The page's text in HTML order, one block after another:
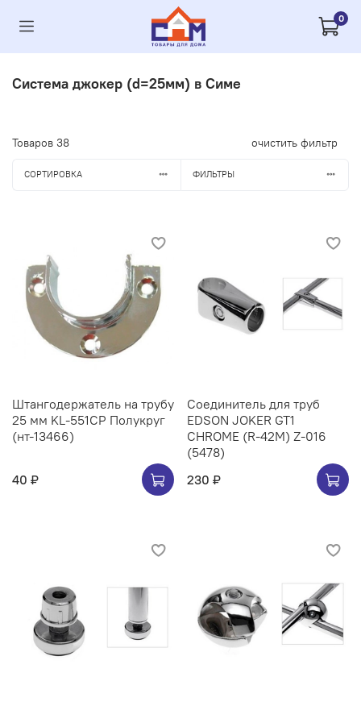
0
Система джокер (d=25мм) в Симе
Товаров 38 очистить фильтр
СОРТИРОВКА ФИЛЬТРЫ
Штангодержатель на трубу
25 мм KL-551CP Полукруг
(нт-13466)
40 ₽
Соединитель для труб
EDSON JOKER GT1
CHROME (R-42M) Z-016
(5478)
230 ₽